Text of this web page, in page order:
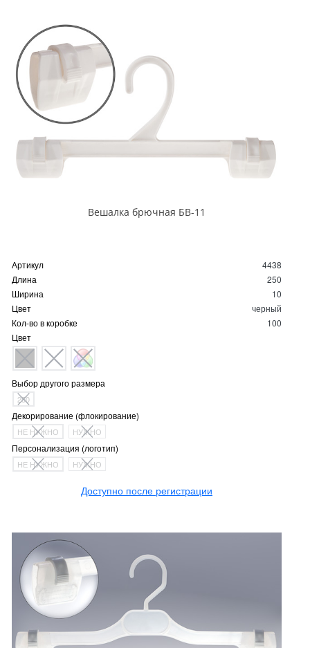
Вешалка брючная БВ-11
Артикул
4438
Длина
250
Ширина
10
Цвет
черный
Кол-во в коробке
100
Цвет
Выбор другого размера
250
Декорирование (флокирование)
НЕ НУЖНО НУЖНО
Персонализация (логотип)
НЕ НУЖНО НУЖНО
Доступно после регистрации